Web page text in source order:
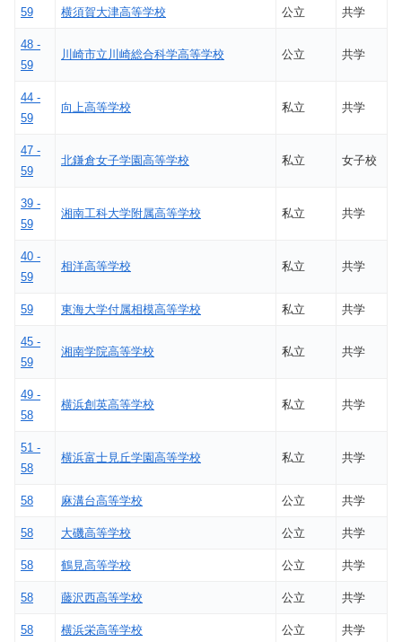
59 横須賀大津高等学校 公立 共学
48 -
59
川崎市立川崎総合科学高等学校 公立 共学
44 -
59
向上高等学校 私立 共学
47 -
59
北鎌倉女子学園高等学校 私立 女子校
39 -
59
湘南工科大学附属高等学校 私立 共学
40 -
59
相洋高等学校 私立 共学
59 東海大学付属相模高等学校 私立 共学
45 -
59
湘南学院高等学校 私立 共学
49 -
58
横浜創英高等学校 私立 共学
51 -
58
横浜富士見丘学園高等学校 私立 共学
58 麻溝台高等学校 公立 共学
58 大磯高等学校 公立 共学
58 鶴見高等学校 公立 共学
58 藤沢西高等学校 公立 共学
58 横浜栄高等学校 公立 共学